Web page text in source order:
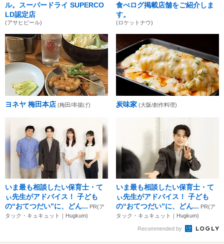
ル。スーパードライ SUPERCO
LD認定店
(アサヒビール)
食べログ掲載店舗をご紹介しま
す。
(ロケットナウ)
ヨネヤ 梅田本店 (梅田/串揚げ) 炭味家 (大阪/創作料理)
いま最も相談したい保育士・て
ぃ先生がアドバイス！ 子ども
の“おてつだい”に、どん... PR(ア
タック・キュキュット｜Hugkum)
いま最も相談したい保育士・て
ぃ先生がアドバイス！ 子ども
の“おてつだい”に、どん... PR(ア
タック・キュキュット｜Hugkum)
Recommended by